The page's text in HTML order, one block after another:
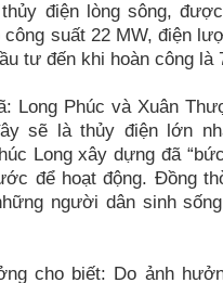
điện lòng sông,
suất 22 MW, điện
tư đến khi hoàn công là
Long Phúc và Xuân
sẽ là thủy điện lớn
Long xây dựng đã
để hoạt động. Đồng
người dân sinh
cho biết: Do ảnh